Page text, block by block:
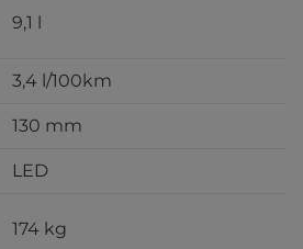
9,1 l
3,4 l/100km
130 mm
LED
174 kg